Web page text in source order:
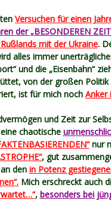
Versuchen für einen
der „BESONDEREN
mit der Ukraine.
alles immer
und die „Eisenbahn“
von der großen
ist für mich noch Anker
und Zeit zur
chaotische
nur
, gut
den in Potenz
Mich erschreckt auch
, besonders bei